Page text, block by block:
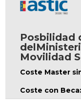
Posbilidad
Movilidad
Coste Master
Coste con